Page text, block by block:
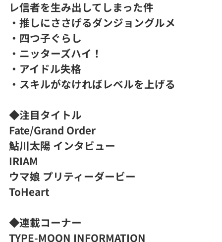
レ信者を生み出してしまった件
・推しにささげるダンジョングルメ
・四つ子ぐらし
・ニッターズハイ！
・アイドル失格
・スキルがなければレベルを上げる
◆注目タイトル
Fate/Grand Order
鮎川太陽 インタビュー
IRIAM
ウマ娘 プリティーダービー
ToHeart
◆連載コーナー
TYPE-MOON INFORMATION